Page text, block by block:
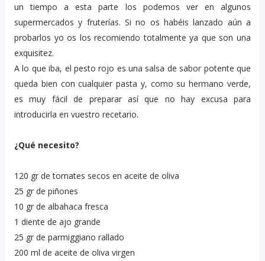
un tiempo a esta parte los podemos ver en algunos
supermercados y fruterías. Si no os habéis lanzado aún a
probarlos yo os los recomiendo totalmente ya que son una
exquisitez.
A lo que iba, el pesto rojo es una salsa de sabor potente que
queda bien con cualquier pasta y, como su hermano verde,
es muy fácil de preparar así que no hay excusa para
introducirla en vuestro recetario.
¿Qué necesito?
120 gr de tomates secos en aceite de oliva
25 gr de piñones
10 gr de albahaca fresca
1 diente de ajo grande
25 gr de parmiggiano rallado
200 ml de aceite de oliva virgen